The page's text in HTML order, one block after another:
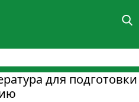
для подготовки